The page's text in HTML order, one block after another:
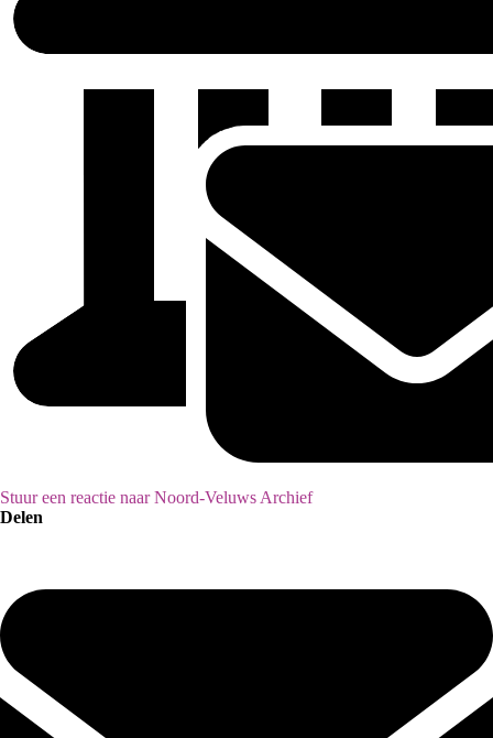
Stuur een reactie naar Noord-Veluws Archief
Delen